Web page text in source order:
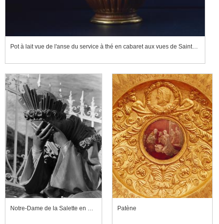
Pot à lait vue de l'anse du service à thé en cabaret aux vues de Saint-Cloud et au chiffre de Louis-Philippe
Notre-Dame de la Salette en pleurs Patène